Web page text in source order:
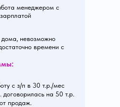
менеджером с
дома, невозможно
времени с
с з/п в 30 т.р./мес
на 50 т.р.
продаж.